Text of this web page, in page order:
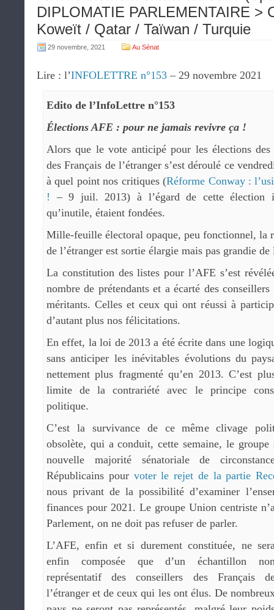
DIPLOMATIE PARLEMENTAIRE >
Koweït / Qatar / Taïwan / Turquie
29 novembre, 2021 Au Sénat
Lire : l’INFOLETTRE n°153 – 29 novembre 2021
Edito de l’InfoLettre n°153
Élections AFE : pour ne jamais revivre ça !
Alors que le vote anticipé pour les élections des
des Français de l’étranger s’est déroulé ce
à quel point nos critiques (Réforme Conway :
! – 9 juil. 2013) à l’égard de cette élection
qu’inutile, étaient fondées.
Mille-feuille électoral opaque, peu fonctionnel, la
de l’étranger est sortie élargie mais pas grandie
La constitution des listes pour l’AFE s’est
nombre de prétendants et a écarté des conseillers
méritants. Celles et ceux qui ont réussi à
d’autant plus nos félicitations.
En effet, la loi de 2013 a été écrite dans une
sans anticiper les inévitables évolutions du
nettement plus fragmenté qu’en 2013. C’est
limite de la contrariété avec le principe
politique.
C’est la survivance de ce même clivage
obsolète, qui a conduit, cette semaine, le groupe
nouvelle majorité sénatoriale de
Républicains pour voter le rejet de la partie
nous privant de la possibilité d’examiner
finances pour 2021. Le groupe Union centriste
Parlement, on ne doit pas refuser de parler.
L’AFE, enfin et si durement constituée, ne
enfin composée que d’un échantillon
représentatif des conseillers des Français
l’étranger et de ceux qui les ont élus. De